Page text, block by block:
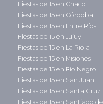
Fiestas de 15 en Chaco
Fiestas de 15 en Córdoba
Fiestas de 15 en Entre Ríos
Fiestas de 15 en Jujuy
Fiestas de 15 en La Rioja
Fiestas de 15 en Misiones
Fiestas de 15 en Río Negro
Fiestas de 15 en San Juan
Fiestas de 15 en Santa Cruz
Fiestas de 15 en Santiago del